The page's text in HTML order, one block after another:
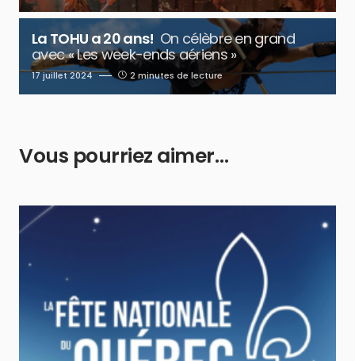
La TOHU a 20 ans! On célèbre en grand
avec « Les week-ends aériens »
17 juillet 2024 2 minutes de lecture
Vous pourriez aimer…